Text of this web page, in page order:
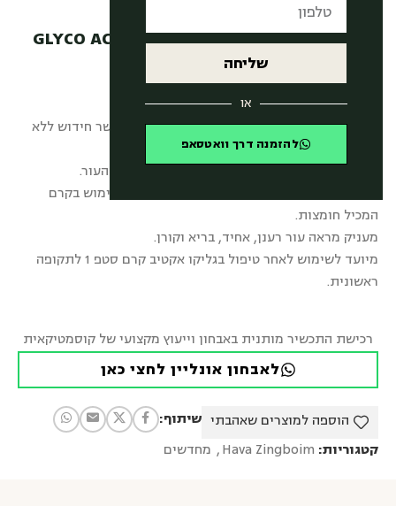
שליחה
או
להזמנה דרך וואטסאפ
גליקו אקטיב קרם סטפ 2 – GLYCO ACTIVE
CREAM STEP 2
₪272.00
מחדש על בסיס קרם, בריכוז 10% חומצות, המאפשר חידוש ללא
ייבוש וקילוף של העור.
מסייע בהשלת תאים מתים ומזרז את התחדשות העור.
מתאים במיוחד לעור יבש ולעור שכבר התרגל לשימוש בקרם
המכיל חומצות.
מעניק מראה עור רענן, אחיד, בריא וקורן.
מיועד לשימוש לאחר טיפול בגליקו אקטיב קרם סטפ 1 לתקופה
ראשונית.
רכישת התכשיר מותנית באבחון וייעוץ מקצועי של קוסמטיקאית
לאבחון אונליין לחצי כאן
הוספה למוצרים שאהבתי שיתוף:
קטגוריות: Hava Zingboim
, מחדשים